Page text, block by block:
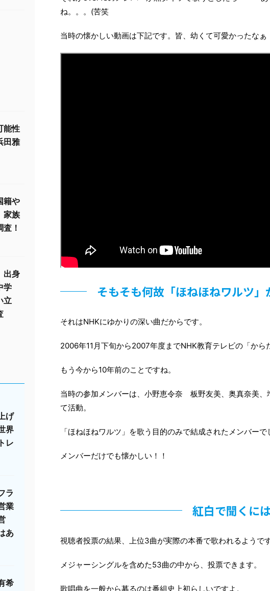
ね。。。(苦笑
当時の懐かしい動画は下記です。皆、幼くて可愛かったなぁ
そもそも何故「ほねほねワルツ
それはNHKにゆかりの深い曲だからです。
2006年11月下旬から2007年度までNHK教育テレビの「から
もう今から10年前のことですね。
当時の参加メンバーは、小野恵令奈 板野友美、奥真奈美
て活動。
「ほねほねワルツ」を歌う目的のみで結成されたメンバーで
メンバーだけでも懐かしい！！
紅白で聞くに
視聴者投票の結果、上位3曲が実際の本番で歌われるようで
メジャーシングルを含めた53曲の中から、投票できます。
歌唱曲を一般から募るのは番組史上初らしいですよ。
能性
田雅
籍や
家族
！
出身
学
立
げ
界
レ
ラ
業
あ
希